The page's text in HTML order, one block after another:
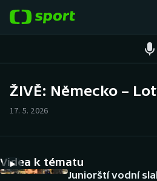
Hokej
Tenis
Atletika
ŽIVĚ: Německo –
17. 5. 2026
Videa k tématu
Juniorští vodní